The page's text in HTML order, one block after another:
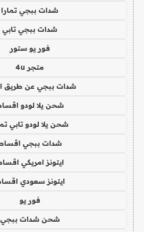
شدات ببجي تمارا
شدات ببجي تابي
فور يو ستور
متجر 4u
شدات ببجي عن طريق
شحن يلا لودو
شحن يلا لودو تابي
شدات ببجي
ايتونز امريكي
ايتونز سعودي
فور يو
شحن شدات ببجي